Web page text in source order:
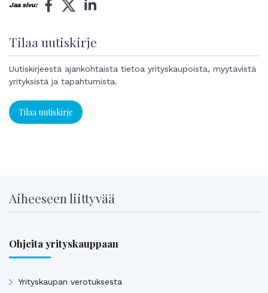
Jaa sivu:
Tilaa uutiskirje
Uutiskirjeestä ajankohtaista tietoa yrityskaupoista, myytävistä
yrityksistä ja tapahtumista.
Tilaa uutiskirje
Aiheeseen liittyvää
Ohjeita yrityskauppaan
Yrityskaupan verotuksesta